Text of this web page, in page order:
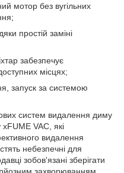
мотор без вугільних
простій заміні
забезпечує
місцях;
запуск за системою
систем видалення диму
VAC, які
видалення
небезпечні для
зобов'язані зберігати
захворюванням,